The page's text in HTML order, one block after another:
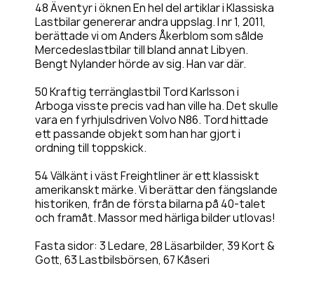
48 Äventyr i öknen En hel del artiklar i Klassiska
Lastbilar genererar andra uppslag. I nr 1, 2011,
berättade vi om Anders Åkerblom som sålde
Mercedeslastbilar till bland annat Libyen.
Bengt Nylander hörde av sig. Han var där.
50 Kraftig terränglastbil Tord Karlsson i
Arboga visste precis vad han ville ha. Det skulle
vara en fyrhjulsdriven Volvo N86. Tord hittade
ett passande objekt som han har gjort i
ordning till toppskick.
54 Välkänt i väst Freightliner är ett klassiskt
amerikanskt märke. Vi berättar den fängslande
historiken, från de första bilarna på 40-talet
och framåt. Massor med härliga bilder utlovas!
Fasta sidor: 3 Ledare, 28 Läsarbilder, 39 Kort &
Gott, 63 Lastbilsbörsen, 67 Kåseri